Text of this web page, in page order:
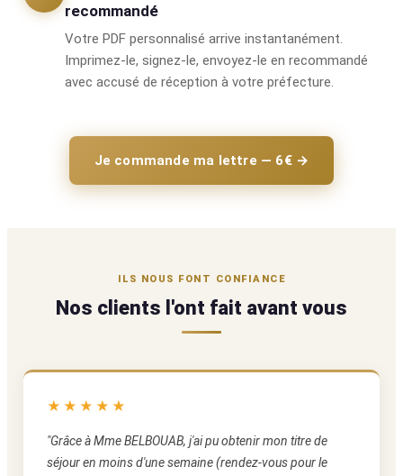
recommandé
Votre PDF personnalisé arrive instantanément.
Imprimez-le, signez-le, envoyez-le en recommandé
avec accusé de réception à votre préfecture.
Je commande ma lettre — 6€ →
ILS NOUS FONT CONFIANCE
Nos clients l'ont fait avant vous
★★★★★
"Grâce à Mme BELBOUAB, j'ai pu obtenir mon titre de
séjour en moins d'une semaine (rendez-vous pour le